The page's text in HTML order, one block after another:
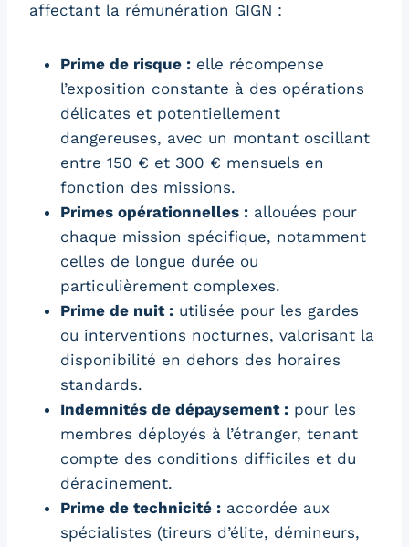
affectant la rémunération GIGN :
Prime de risque : elle récompense
l’exposition constante à des opérations
délicates et potentiellement
dangereuses, avec un montant oscillant
entre 150 € et 300 € mensuels en
fonction des missions.
Primes opérationnelles : allouées pour
chaque mission spécifique, notamment
celles de longue durée ou
particulièrement complexes.
Prime de nuit : utilisée pour les gardes
ou interventions nocturnes, valorisant la
disponibilité en dehors des horaires
standards.
Indemnités de dépaysement : pour les
membres déployés à l’étranger, tenant
compte des conditions difficiles et du
déracinement.
Prime de technicité : accordée aux
spécialistes (tireurs d’élite, démineurs,